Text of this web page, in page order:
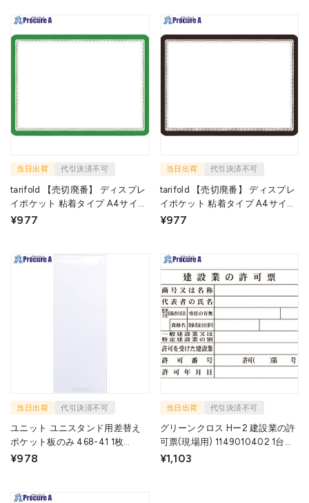
当日出荷 代引決済不可
tarifold 【売切廃番】 ディスプレ
イポケット 粘着タイプ A4サイズ
2枚入り 緑 194955 1S ▼115-
¥977
当日出荷 代引決済不可
tarifold 【売切廃番】 ディスプレ
イポケット 粘着タイプ A4サイズ
2枚入り 黒 194957 1S ▼115-
¥977
当日出荷 代引決済不可
ユニット ユニスタンド用差替え
ポケット板のみ 468-41 1枚
▼826-4287
¥978
当日出荷 代引決済不可
グリーンクロス Hー2 建設業の許
可票(現場用) 1149010402 1台
▼783-8239
¥1,103